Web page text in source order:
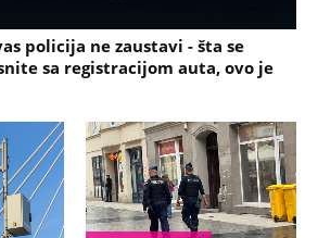
policija ne zaustavi - šta se
sa registracijom auta, ovo je